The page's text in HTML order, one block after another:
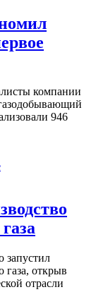
компании
946
запустил
газа, открыв
отрасли